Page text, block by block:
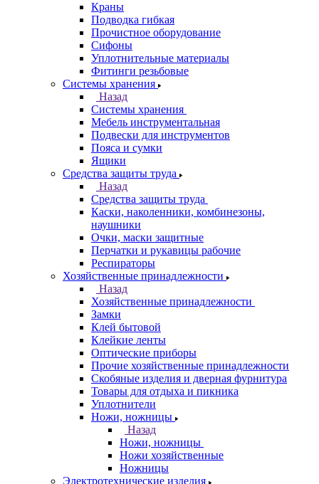
Краны
Подводка гибкая
Прочистное оборудование
Сифоны
Уплотнительные материалы
Фитинги резьбовые
Системы хранения
Назад
Системы хранения
Мебель инструментальная
Подвески для инструментов
Пояса и сумки
Ящики
Средства защиты труда
Назад
Средства защиты труда
Каски, наколенники, комбинезоны,
наушники
Очки, маски защитные
Перчатки и рукавицы рабочие
Респираторы
Хозяйственные принадлежности
Назад
Хозяйственные принадлежности
Замки
Клей бытовой
Клейкие ленты
Оптические приборы
Прочие хозяйственные принадлежности
Скобяные изделия и дверная фурнитура
Товары для отдыха и пикника
Уплотнители
Ножи, ножницы
Назад
Ножи, ножницы
Ножи хозяйственные
Ножницы
Электротехнические изделия